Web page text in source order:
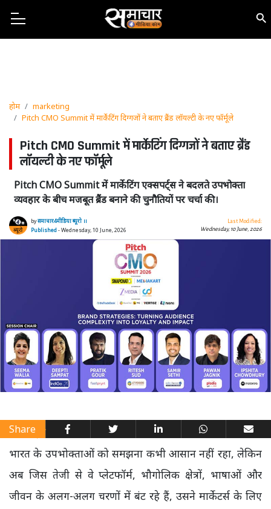
होम
marketing
Pitch CMO Summit में मार्केटिंग दिग्गजों ने बताए ब्रैंड लॉयल्टी के नए फॉर्मूले
Pitch CMO Summit में मार्केटिंग दिग्गजों ने बताए ब्रैंड
लॉयल्टी के नए फॉर्मूले
Pitch CMO Summit में मार्केटिंग एक्सपर्ट्स ने बदलते उपभोक्ता
व्यवहार के बीच मजबूत ब्रैंड बनाने की चुनौतियों पर चर्चा की।
byसमाचार4मीडिया ब्यूरो ।।
Published- Wednesday, 10 June, 2026
Last Modified:
Wednesday, 10 June, 2026
Share
भारत के उपभोक्ताओं को समझना कभी आसान नहीं रहा, लेकिन
अब जिस तेजी से वे प्लेटफॉर्म, भौगोलिक क्षेत्रों, भाषाओं और
जीवन के अलग-अलग चरणों में बंट रहे हैं, उसने मार्केटर्स के लिए